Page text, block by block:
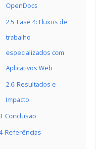
OpenDocs
2.5 Fase 4: Fluxos de
trabalho
especializados com
Aplicativos Web
2.6 Resultados e
Impacto
Conclusão
Referências